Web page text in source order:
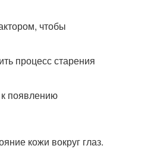
чтобы
процесс старения
к появлению
кожи вокруг глаз.